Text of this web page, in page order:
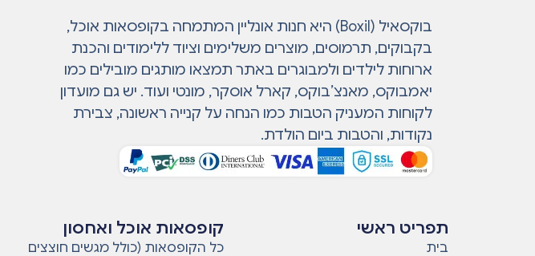
בוקסאיל (Boxil) היא חנות אונליין המתמחה בקופסאות אוכל,
בקבוקים, תרמוסים, מוצרים משלימים וציוד ללימודים והכנת
ארוחות לילדים ולמבוגרים באתר תמצאו מותגים מובילים כמו
יאמבוקס, מאנצ’בוקס, קארל אוסקר, מונטי ועוד. יש גם מועדון
לקוחות המעניק הטבות כמו הנחה על קנייה ראשונה, צבירת
נקודות, והטבות ביום הולדת.
תפריט ראשי
בית
קופסאות אוכל ואחסון
כל הקופסאות (כולל מגשים חוצצים